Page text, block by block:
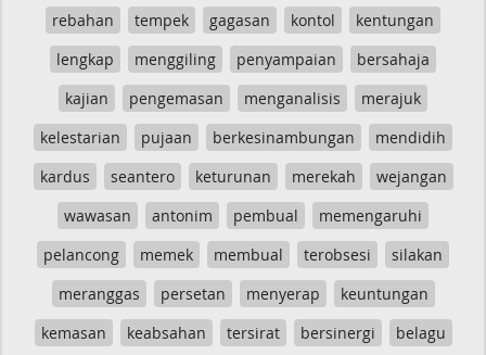
rebahan tempek gagasan kontol
kentungan
lengkap
menggiling penyampaian
bersahaja
kajian
pengemasan menganalisis
merajuk
kelestarian
pujaan berkesinambungan
mendidih
kardus
seantero keturunan merekah
wejangan
wawasan
antonim pembual
memengaruhi
pelancong
memek membual terobsesi
silakan
meranggas
persetan menyerap
keuntungan
kemasan
keabsahan tersirat bersinergi
belagu